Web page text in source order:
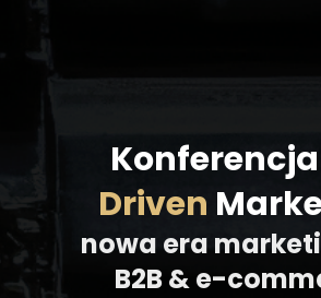
Konferencja
Driven
nowa era
B2B & e-